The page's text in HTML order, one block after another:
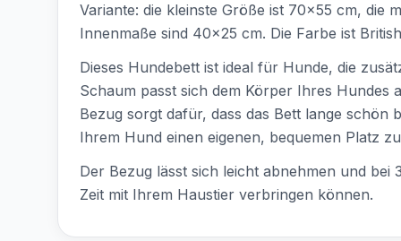
Variante: die kleinste Größe ist 70x55 cm, die
Innenmaße sind 40x25 cm. Die Farbe ist
Dieses Hundebett ist ideal für Hunde, die
Schaum passt sich dem Körper Ihres Hundes
Bezug sorgt dafür, dass das Bett lange schön
Ihrem Hund einen eigenen, bequemen Platz
Der Bezug lässt sich leicht abnehmen und bei
Zeit mit Ihrem Haustier verbringen können.